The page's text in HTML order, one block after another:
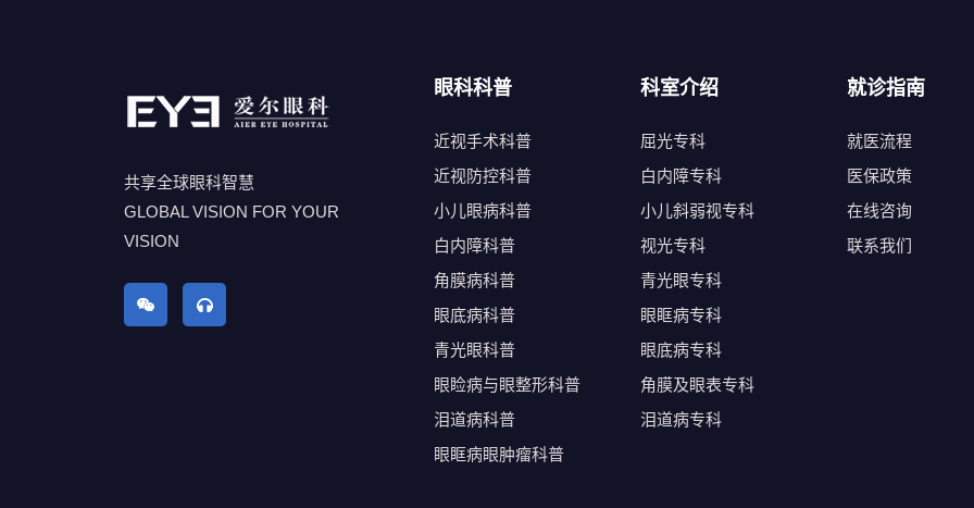
共享全球眼科智慧
GLOBAL VISION FOR YOUR
VISION
眼科科普
近视手术科普
近视防控科普
小儿眼病科普
白内障科普
角膜病科普
眼底病科普
青光眼科普
眼睑病与眼整形科普
泪道病科普
眼眶病眼肿瘤科普
科室介绍
屈光专科
白内障专科
小儿斜弱视专科
视光专科
青光眼专科
眼眶病专科
眼底病专科
角膜及眼表专科
泪道病专科
就诊指南
就医流程
医保政策
在线咨询
联系我们